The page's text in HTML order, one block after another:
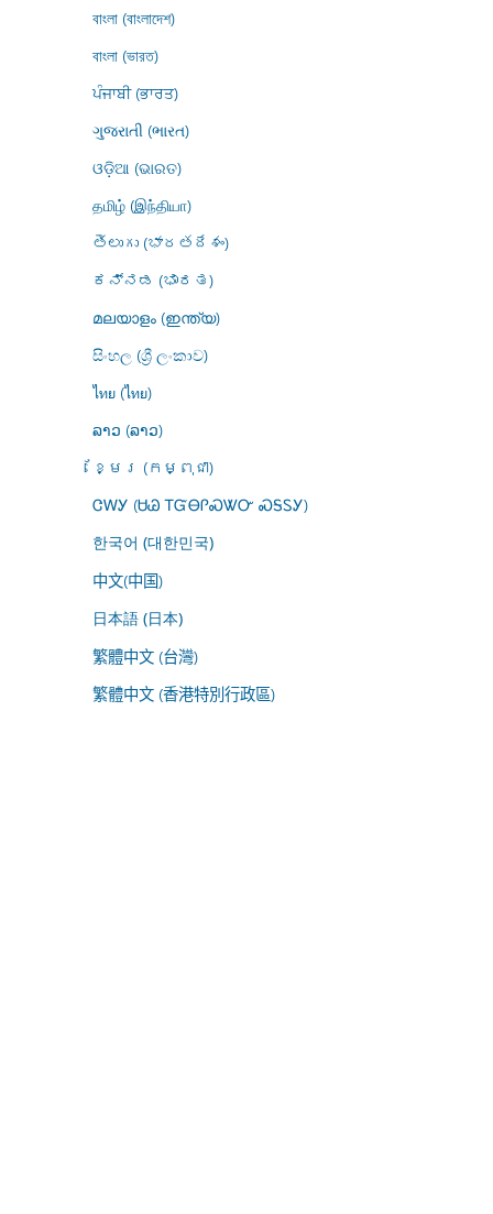
বাংলা (বাংলাদেশ)
বাংলা (ভারত)
ਪੰਜਾਬੀ (ਭਾਰਤ)
ગુજરાતી (ભારત)
ଓଡ଼ିଆ (ଭାରତ)
தமிழ் (இந்தியா)
తెలుగు (భారతదేశం)
ಕನ್ನಡ (ಭಾರತ)
മലയാളം (ഇന്ത്യ)
සිංහල (ශ්‍රී ලංකාව)
ไทย (ไทย)
ລາວ (ລາວ)
ខ្មែរ (កម្ពុជា)
ᏣᎳᎩ (ᏌᏊ ᎢᏳᎾᎵᏍᏔᏅ ᏍᎦᏚᎩ)
한국어 (대한민국)
中文(中国)
日本語 (日本)
繁體中文 (台灣)
繁體中文 (香港特別行政區)